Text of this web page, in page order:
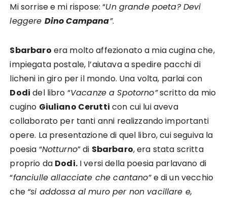
Mi sorrise e mi rispose: “Un grande poeta? Devi
leggere Dino Campana”.
Sbarbaro era molto affezionato a mia cugina che,
impiegata postale, l’aiutava a spedire pacchi di
licheni in giro per il mondo. Una volta, parlai con
Dodi del libro “Vacanze a Spotorno”scritto da mio
cugino Giuliano Cerutti con cui lui aveva
collaborato per tanti anni realizzando importanti
opere. La presentazione di quel libro, cui seguiva la
poesia “Notturno” di Sbarbaro, era stata scritta
proprio da Dodi.I versi della poesia parlavano di
“fanciulle allacciate che cantano”e di un vecchio
che “si addossa al muro per non vacillare e,